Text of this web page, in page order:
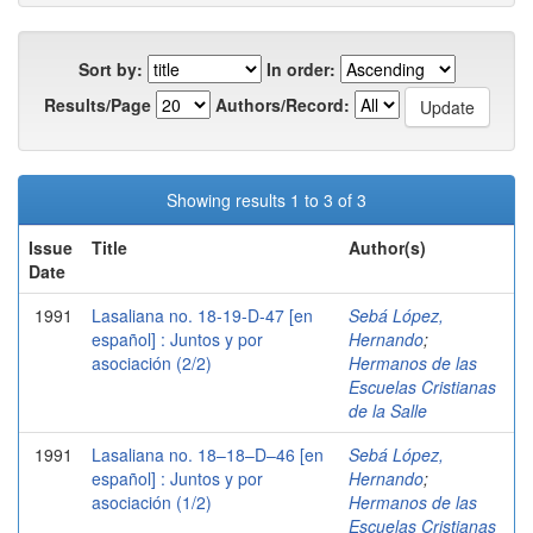
Sort by:
In order:
Results/Page
Authors/Record:
Showing results 1 to 3 of 3
Issue
Date
Title Author(s)
1991
Lasaliana no. 18-19-D-47 [en
español] : Juntos y por
asociación (2/2)
Sebá López,
Hernando;
Hermanos de las
Escuelas Cristianas
de la Salle
1991
Lasaliana no. 18–18–D–46 [en
español] : Juntos y por
asociación (1/2)
Sebá López,
Hernando;
Hermanos de las
Escuelas Cristianas